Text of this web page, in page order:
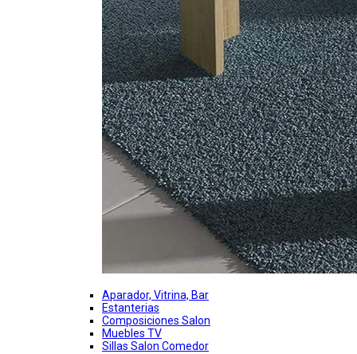
Aparador, Vitrina, Bar
Estanterias
Composiciones Salon
Muebles TV
Sillas Salon Comedor